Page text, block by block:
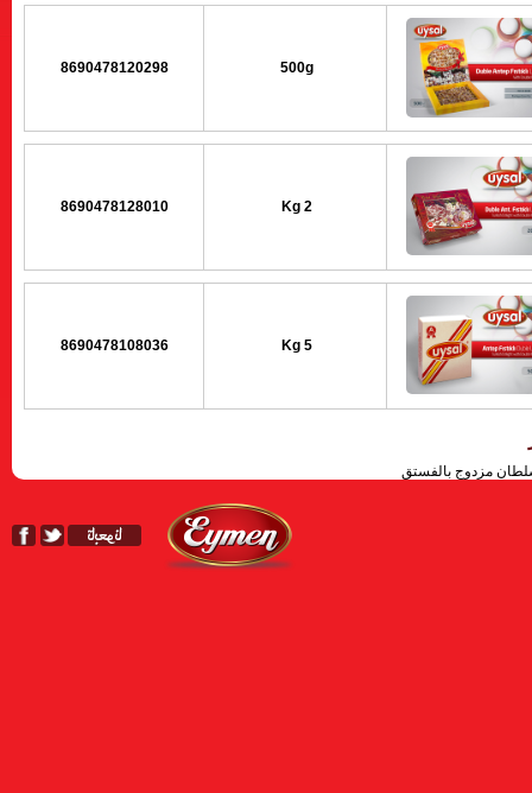
8690478120298 500g
8690478128010 2 Kg
8690478108036 5 Kg
مزدوج بالفستق